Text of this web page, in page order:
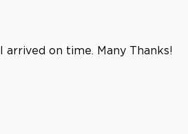
on time. Many Thanks!